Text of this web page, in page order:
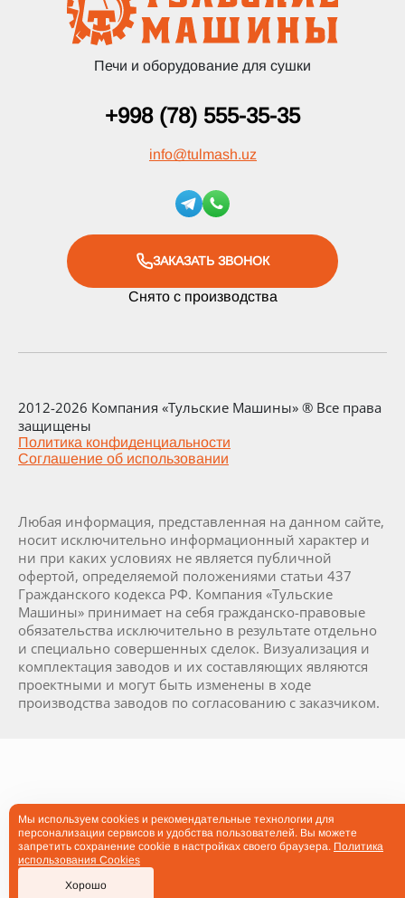
Печи и оборудование для сушки
+998 (78) 555-35-35
info@tulmash.uz
ЗАКАЗАТЬ ЗВОНОК
Снято с производства
2012-2026 Компания «Тульские Машины» ® Все права
защищены
Политика конфиденциальности
Соглашение об использовании
Любая информация, представленная на данном сайте,
носит исключительно информационный характер и
ни при каких условиях не является публичной
офертой, определяемой положениями статьи 437
Гражданского кодекса РФ. Компания «Тульские
Машины» принимает на себя гражданско-правовые
обязательства исключительно в результате отдельно
и специально совершенных сделок. Визуализация и
комплектация заводов и их составляющих являются
проектными и могут быть изменены в ходе
производства заводов по согласованию с заказчиком.
Мы используем cookies и рекомендательные технологии для
персонализации сервисов и удобства пользователей. Вы можете
запретить сохранение cookie в настройках своего браузера. Политика
использования Cookies
Хорошо